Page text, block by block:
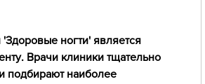
ногти' является
Врачи клиники тщательно
подбирают наиболее